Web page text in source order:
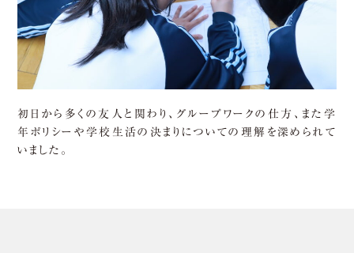
初日から多くの友人と関わり、グループワークの仕方、また学
年ポリシーや学校生活の決まりについての理解を深められて
いました。